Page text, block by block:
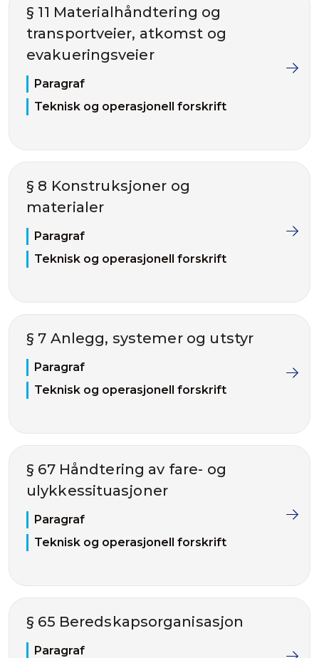
§ 11 Materialhåndtering og
transportveier, atkomst og
evakueringsveier
Paragraf
Teknisk og operasjonell forskrift
§ 8 Konstruksjoner og
materialer
Paragraf
Teknisk og operasjonell forskrift
§ 7 Anlegg, systemer og utstyr
Paragraf
Teknisk og operasjonell forskrift
§ 67 Håndtering av fare- og
ulykkessituasjoner
Paragraf
Teknisk og operasjonell forskrift
§ 65 Beredskapsorganisasjon
Paragraf